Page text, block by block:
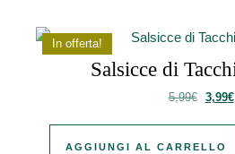
In offerta!
Salsicce di
5,99€ Il
3,99€
AGGIUNGI AL CARRELLO